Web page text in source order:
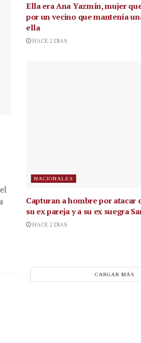
Ella era Ana Yazmín, mujer
por un vecino que mantenía
ella
HACE 2 DÍAS
NACIONALES
Capturan a hombre por atacar
su ex pareja y a su ex suegra
HACE 2 DÍAS
CARGAR MÁS